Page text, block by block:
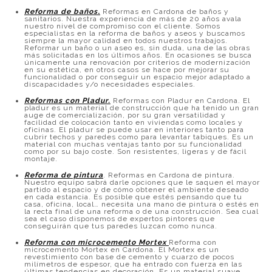
Reforma de baños. Reformas en Cardona de baños y
sanitarios. Nuestra experiencia de más de 20 años avala
nuestro nivel de compromiso con el cliente. Somos
especialistas en la reforma de baños y aseos y buscamos
siempre la mayor calidad en todos nuestros trabajos.
Reformar un baño o un aseo es, sin duda, una de las obras
más solicitadas en los últimos años. En ocasiones se busca
únicamente una renovación por criterios de modernización
en su estética, en otros casos se hace por mejorar su
funcionalidad o por conseguir un espacio mejor adaptado a
discapacidades y/o necesidades especiales.
Reformas con Pladur. Reformas con Pladur en Cardona. El
pladur es un material de construcción que ha tenido un gran
auge de comercialización, por su gran versatilidad y
facilidad de colocación tanto en viviendas como locales y
oficinas. El pladur se puede usar en interiores tanto para
cubrir techos y paredes como para levantar tabiques. Es un
material con muchas ventajas tanto por su funcionalidad
como por su bajo coste. Son resistentes, ligeras y de fácil
montaje.
Reforma de pintura. Reformas en Cardona de pintura.
Nuestro equipo sabrá darle opciones que le saquen el mayor
partido al espacio y de cómo obtener el ambiente deseado
en cada estancia. Es posible que estés pensando que tu
casa, oficina, local… necesita una mano de pintura o estés en
la recta final de una reforma o de una construcción. Sea cual
sea el caso disponemos de expertos pintores que
conseguirán que tus paredes luzcan como nunca.
Reforma con microcemento Mortex Reforma con
microcemento Mortex en Cardona. El Mortex es un
revestimiento con base de cemento y cuarzo de pocos
milímetros de espesor, que ha entrado con fuerza en las